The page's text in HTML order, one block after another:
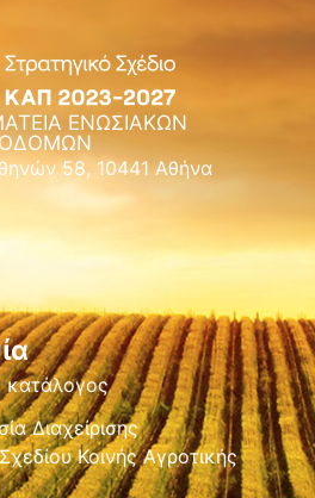
ΕΝΩΣΙΑΚΩΝ
58, 10441 Αθήνα
κατάλογος
Διαχείρισης
Κοινής Αγροτικής